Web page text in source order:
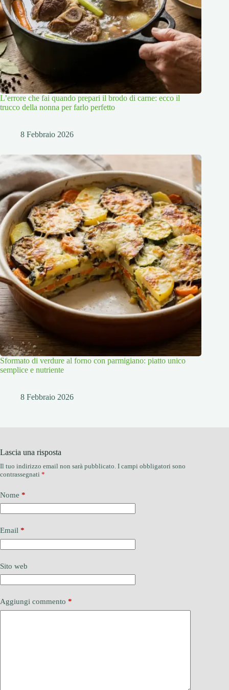
L’errore che fai quando prepari il brodo di carne: ecco il
trucco della nonna per farlo perfetto
8 Febbraio 2026
Sformato di verdure al forno con parmigiano: piatto unico
semplice e nutriente
8 Febbraio 2026
Lascia una risposta
Il tuo indirizzo email non sarà pubblicato. I campi obbligatori sono
contrassegnati *
Nome *
Email *
Sito web
Aggiungi commento *